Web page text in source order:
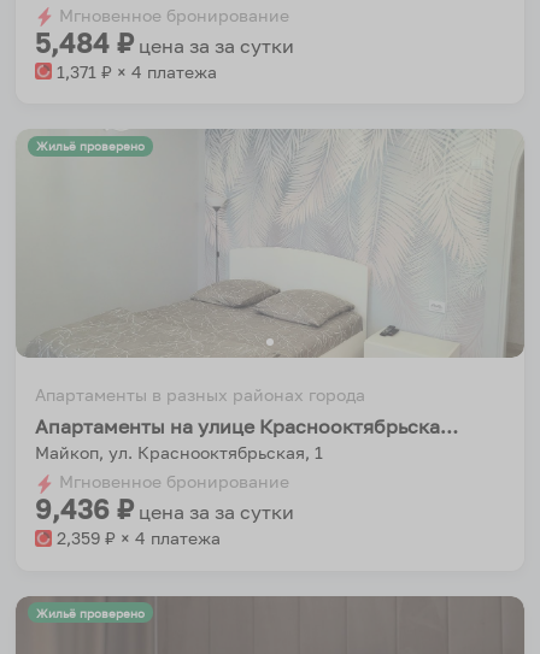
changing
dates.
changing
dates.
Мгновенное бронирование
5,484 ₽ цена за за сутки
1,371 ₽ × 4 платежа
Жильё проверено
Апартаменты в разных районах города
Апартаменты на улице Краснооктябрьская 1
Майкоп, ул. Краснооктябрьская, 1
Мгновенное бронирование
9,436 ₽ цена за за сутки
2,359 ₽ × 4 платежа
Жильё проверено